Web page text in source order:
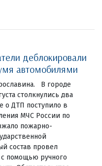
деблокировали
автомобилями
В городе
столкнулись два
о ДТП поступило в
МЧС России по
пожарно-
состав провел
помощью ручного